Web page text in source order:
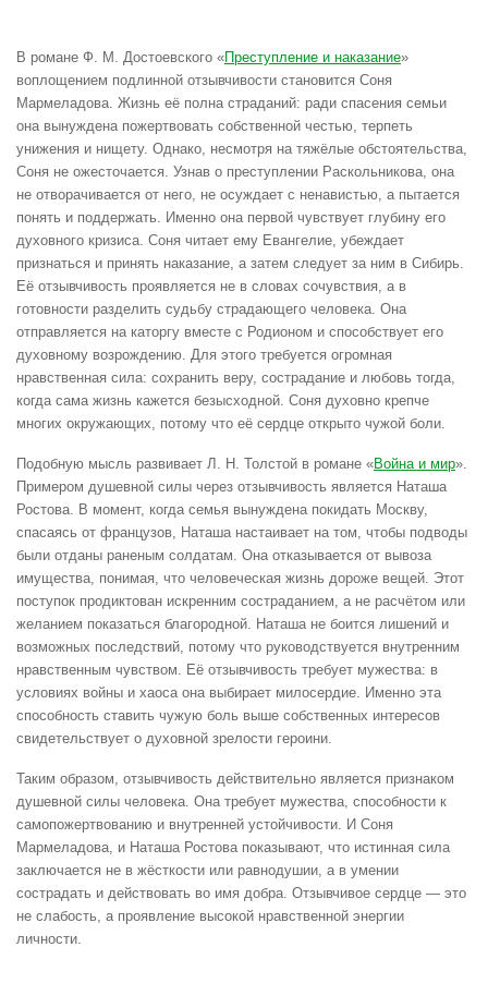
В романе Ф. М. Достоевского «Преступление и наказание»
воплощением подлинной отзывчивости становится Соня
Мармеладова. Жизнь её полна страданий: ради спасения семьи
она вынуждена пожертвовать собственной честью, терпеть
унижения и нищету. Однако, несмотря на тяжёлые обстоятельства,
Соня не ожесточается. Узнав о преступлении Раскольникова, она
не отворачивается от него, не осуждает с ненавистью, а пытается
понять и поддержать. Именно она первой чувствует глубину его
духовного кризиса. Соня читает ему Евангелие, убеждает
признаться и принять наказание, а затем следует за ним в Сибирь.
Её отзывчивость проявляется не в словах сочувствия, а в
готовности разделить судьбу страдающего человека. Она
отправляется на каторгу вместе с Родионом и способствует его
духовному возрождению. Для этого требуется огромная
нравственная сила: сохранить веру, сострадание и любовь тогда,
когда сама жизнь кажется безысходной. Соня духовно крепче
многих окружающих, потому что её сердце открыто чужой боли.
Подобную мысль развивает Л. Н. Толстой в романе «Война и мир».
Примером душевной силы через отзывчивость является Наташа
Ростова. В момент, когда семья вынуждена покидать Москву,
спасаясь от французов, Наташа настаивает на том, чтобы подводы
были отданы раненым солдатам. Она отказывается от вывоза
имущества, понимая, что человеческая жизнь дороже вещей. Этот
поступок продиктован искренним состраданием, а не расчётом или
желанием показаться благородной. Наташа не боится лишений и
возможных последствий, потому что руководствуется внутренним
нравственным чувством. Её отзывчивость требует мужества: в
условиях войны и хаоса она выбирает милосердие. Именно эта
способность ставить чужую боль выше собственных интересов
свидетельствует о духовной зрелости героини.
Таким образом, отзывчивость действительно является признаком
душевной силы человека. Она требует мужества, способности к
самопожертвованию и внутренней устойчивости. И Соня
Мармеладова, и Наташа Ростова показывают, что истинная сила
заключается не в жёсткости или равнодушии, а в умении
сострадать и действовать во имя добра. Отзывчивое сердце — это
не слабость, а проявление высокой нравственной энергии
личности.